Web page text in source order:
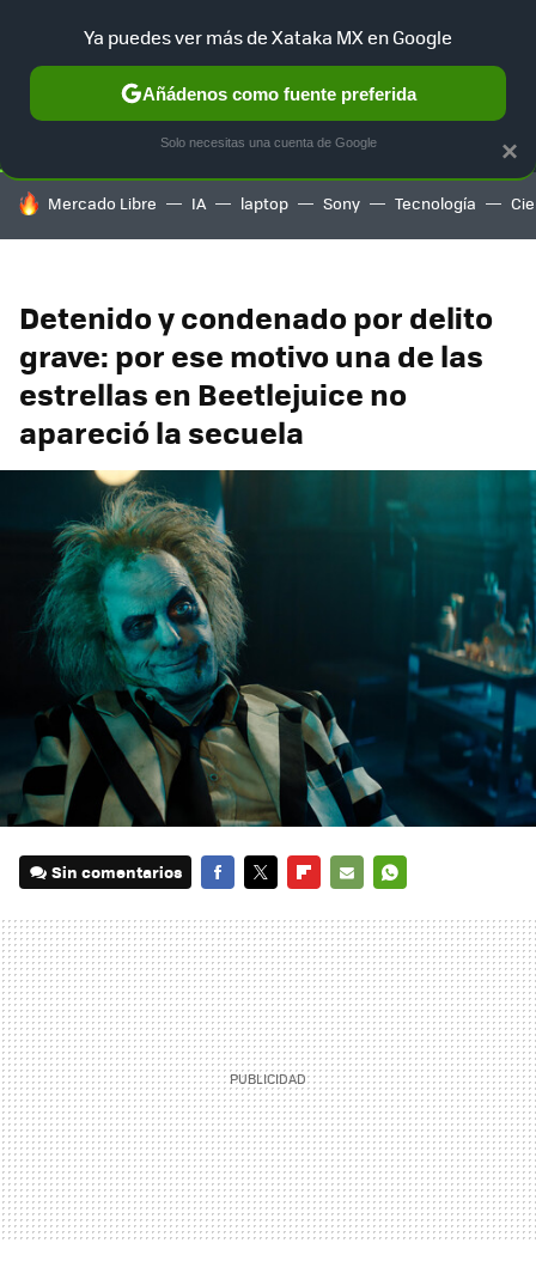
SELECCIÓN GAMING HOME AUTO TERRITORIO
HOY SE HABLA DE
Mercado Libre IA laptop Sony Tecnología
Detenido y condenado por delito
grave: por ese motivo una de las
estrellas en Beetlejuice no
apareció la secuela
Sin comentarios
MAIL
×
Ya puedes ver más de Xataka MX en Google
Añádenos como fuente preferida
Solo necesitas una cuenta de Google